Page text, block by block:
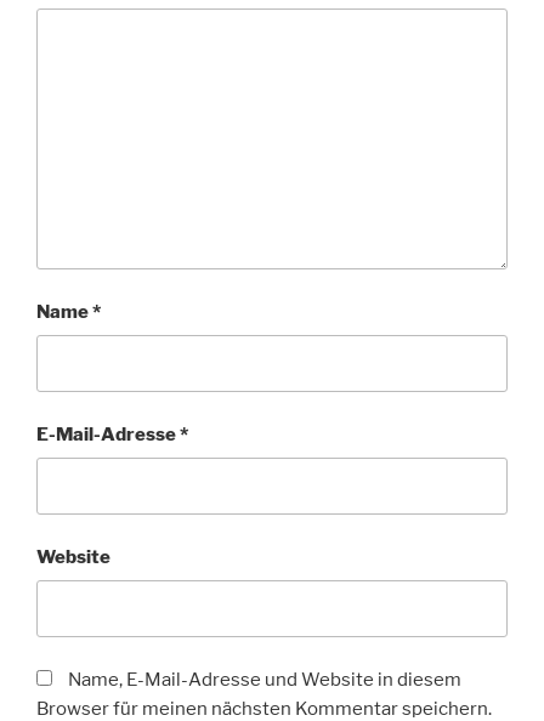
Name*
E-Mail-Adresse*
Website
Name, E-Mail-Adresse und Website in diesem
Browser für meinen nächsten Kommentar speichern.